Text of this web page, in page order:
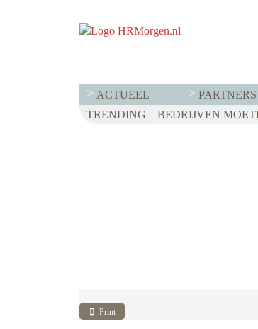
ACTUEEL PARTNERS
TRENDING
Print